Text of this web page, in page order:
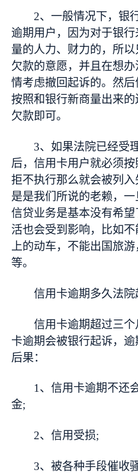
2、一般情况下，银
逾期用户，因为对于银
量的人力、财力的，所
欠款的意愿，并且在想
情考虑撤回起诉的。然
按照和银行新商量出来
欠款即可。
3、如果法院已经受
后，信用卡用户就必须
拒不执行那么就会被列
是是我们所说的老赖，
信贷业务是基本没有希
活也会受到影响，比如
上的动车，不能出国旅
等。
信用卡逾期多久法院
信用卡逾期超过三
卡逾期会被银行起诉，
后果：
1、信用卡逾期不还
金;
2、信用受损;
3、被各种手段催收